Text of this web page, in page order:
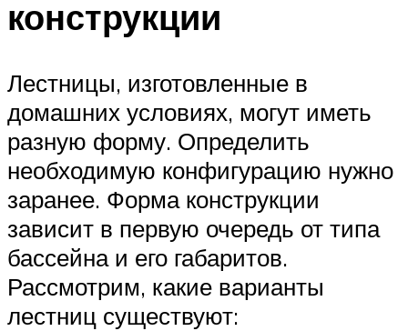
конструкции
Лестницы, изготовленные в
домашних условиях, могут иметь
разную форму. Определить
необходимую конфигурацию нужно
заранее. Форма конструкции
зависит в первую очередь от типа
бассейна и его габаритов.
Рассмотрим, какие варианты
лестниц существуют: